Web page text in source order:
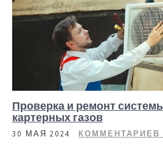
Проверка и ремонт
картерных газов
30 МАЯ 2024 КОММЕНТАРИЕВ